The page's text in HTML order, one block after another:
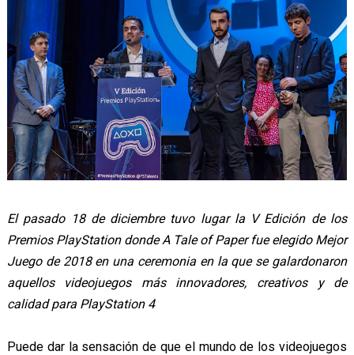
El pasado 18 de diciembre tuvo lugar la V Edición de los
Premios PlayStation donde A Tale of Paper fue elegido Mejor
Juego de 2018 en una ceremonia en la que se galardonaron
aquellos videojuegos más innovadores, creativos y de
calidad para PlayStation 4
Puede dar la sensación de que el mundo de los videojuegos